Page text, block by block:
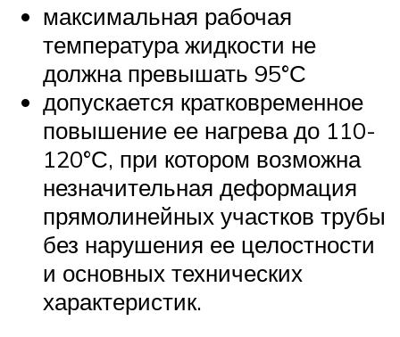
максимальная рабочая
температура жидкости не
должна превышать 95°С
допускается кратковременное
повышение ее нагрева до 110-
120°С, при котором возможна
незначительная деформация
прямолинейных участков трубы
без нарушения ее целостности
и основных технических
характеристик.